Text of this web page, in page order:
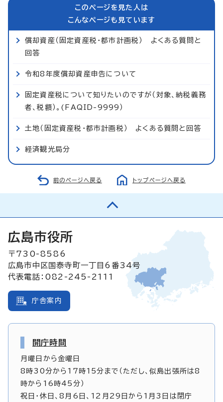
このページを見た人は
こんなページも見ています
償却資産（固定資産税・都市計画税） よくある質問と
回答
令和8年度償却資産申告について
固定資産税について知りたいのですが（対象、納税義務
者、税額）。(FAQID-9999）
土地（固定資産税・都市計画税） よくある質問と回答
経済観光局分
前のページへ戻る トップページへ戻る
広島市役所
〒730-8586
広島市中区国泰寺町一丁目6番34号
代表電話：082-245-2111
庁舎案内
開庁時間
月曜日から金曜日
8時30分から17時15分まで（ただし、似島出張所は8
時から16時45分）
祝日・休日、8月6日、12月29日から1月3日は閉庁